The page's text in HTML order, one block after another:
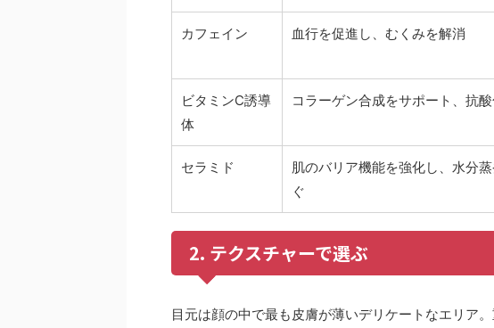
カフェイン 血行を促進し、むくみを解消
ビタミンC誘導
体
コラーゲン合成をサポート、抗
セラミド
肌のバリア機能を強化し、水分
ぐ
2. テクスチャーで選ぶ
目元は顔の中で最も皮膚が薄いデリケートなエリア